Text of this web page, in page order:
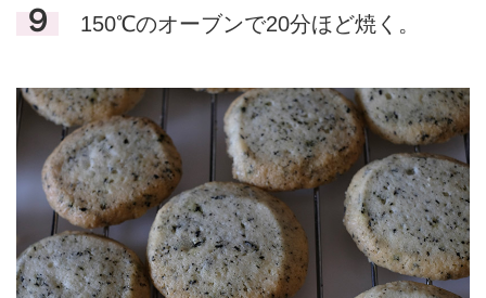
９ 150℃のオーブンで20分ほど焼く。